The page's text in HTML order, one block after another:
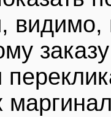
видимо,